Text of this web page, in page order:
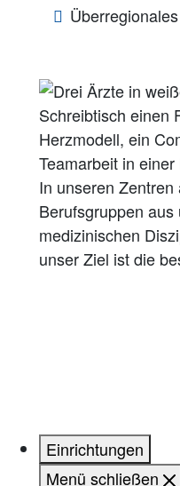
In unseren
Berufsgruppen
medizinischen
unser Ziel ist die
Einrichtungen
Menü schließen